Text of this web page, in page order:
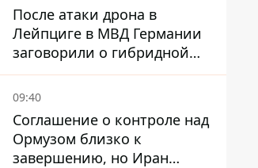
После атаки дрона в
Лейпциге в МВД Германии
заговорили о гибридной
войне – мы ежедневно цель
09:40
Соглашение о контроле над
Ормузом близко к
завершению, но Иран